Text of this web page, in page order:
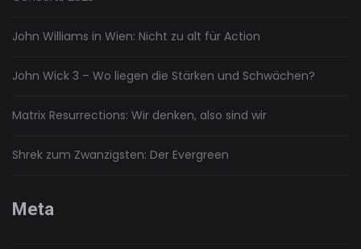
John Williams in Wien: Nicht zu alt für Action
John Wick 3 – Wo liegen die Stärken und Schwächen?
Matrix Resurrections: Wir denken, also sind wir
Shrek zum Zwanzigsten: Der Evergreen
Meta